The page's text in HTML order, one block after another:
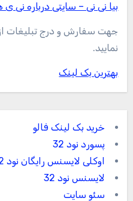
بیا نی نی – سایتی درباره نی ی
جهت سفارش و درج تبلیغات
نمایید.
بهترین بک لینک
خرید بک لینک فالو
پسورد نود 32
اوکلی لایسنس رایگان نود 32
لایسنس نود 32
سئو سایت